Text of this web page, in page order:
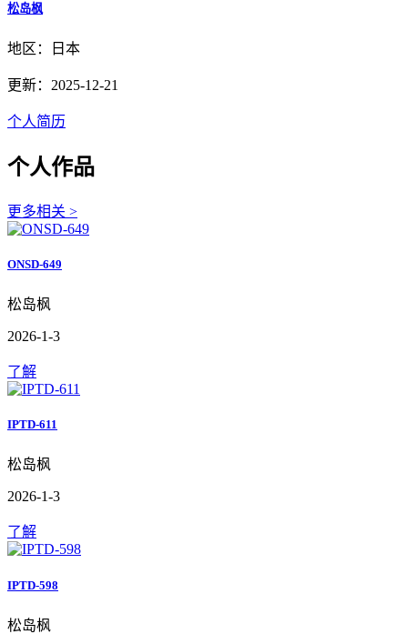
松岛枫
地区：日本
更新：2025-12-21
个人简历
个人作品
更多相关 >
ONSD-649
松岛枫
2026-1-3
了解
IPTD-611
松岛枫
2026-1-3
了解
IPTD-598
松岛枫